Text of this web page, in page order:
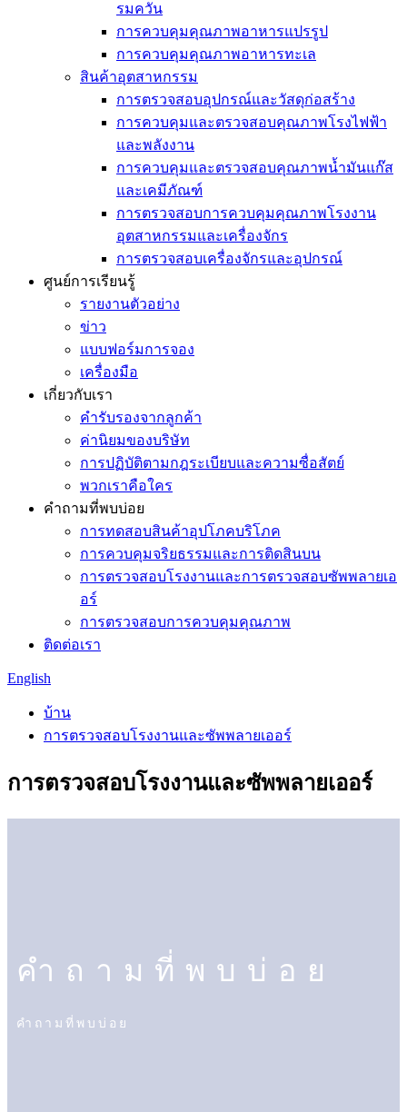
รมควัน
การควบคุมคุณภาพอาหารแปรรูป
การควบคุมคุณภาพอาหารทะเล
สินค้าอุตสาหกรรม
การตรวจสอบอุปกรณ์และวัสดุก่อสร้าง
การควบคุมและตรวจสอบคุณภาพโรงไฟฟ้า
และพลังงาน
การควบคุมและตรวจสอบคุณภาพน้ำมันแก๊ส
และเคมีภัณฑ์
การตรวจสอบการควบคุมคุณภาพโรงงาน
อุตสาหกรรมและเครื่องจักร
การตรวจสอบเครื่องจักรและอุปกรณ์
ศูนย์การเรียนรู้
รายงานตัวอย่าง
ข่าว
แบบฟอร์มการจอง
เครื่องมือ
เกี่ยวกับเรา
คำรับรองจากลูกค้า
ค่านิยมของบริษัท
การปฏิบัติตามกฎระเบียบและความซื่อสัตย์
พวกเราคือใคร
คำถามที่พบบ่อย
การทดสอบสินค้าอุปโภคบริโภค
การควบคุมจริยธรรมและการติดสินบน
การตรวจสอบโรงงานและการตรวจสอบซัพพลายเอ
อร์
การตรวจสอบการควบคุมคุณภาพ
ติดต่อเรา
English
บ้าน
การตรวจสอบโรงงานและซัพพลายเออร์
การตรวจสอบโรงงานและซัพพลายเออร์
คำถามที่พบบ่อย
คำถามที่พบบ่อย